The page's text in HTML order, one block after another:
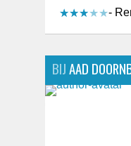
★★★★★
★★★★★-
BIJAAD